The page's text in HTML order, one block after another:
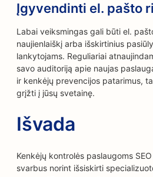
Įgyvendinti el. pašto
Labai veiksmingas gali būti el.
naujienlaiškį arba išskirtinius
lankytojams. Reguliariai
savo auditoriją apie naujas
ir kenkėjų prevencijos patarimus,
grįžti į jūsų svetainę.
Išvada
Kenkėjų kontrolės paslaugoms
svarbus norint išsiskirti